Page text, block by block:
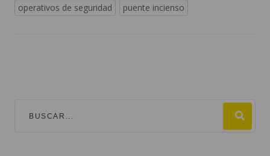
operativos de seguridad
puente incienso